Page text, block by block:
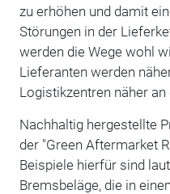
zu erhöhen und damit
Störungen in der
werden die Wege wohl
Lieferanten werden
Logistikzentren näher an
Nachhaltig hergestellte
der "Green Aftermarket
Beispiele hierfür sind
Bremsbeläge, die in